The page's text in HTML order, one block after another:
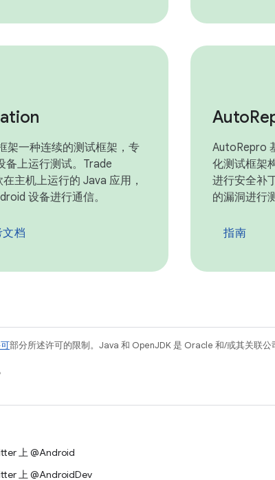
架一种连续的测试框架，专
备上运行测试。Trade
主机上运行的 Java 应用，
设备进行通信。
档
Auto
AutoRepro
化测试框架
进行安全补
的漏洞进行
指南
部分所述许可的限制。Java 和 OpenJDK 是 Oracle 和/或其关联公
上 @Android
上 @AndroidDev